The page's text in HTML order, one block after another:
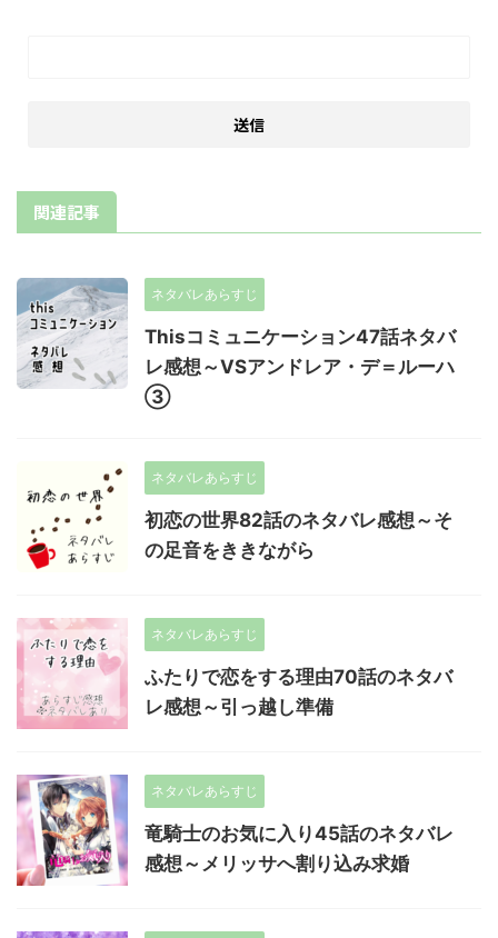
関連記事
ネタバレあらすじ
Thisコミュニケーション47話ネタバ
レ感想～VSアンドレア・デ＝ルーハ
③
ネタバレあらすじ
初恋の世界82話のネタバレ感想～そ
の足音をききながら
ネタバレあらすじ
ふたりで恋をする理由70話のネタバ
レ感想～引っ越し準備
ネタバレあらすじ
竜騎士のお気に入り45話のネタバレ
感想～メリッサへ割り込み求婚